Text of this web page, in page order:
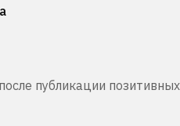
публикации